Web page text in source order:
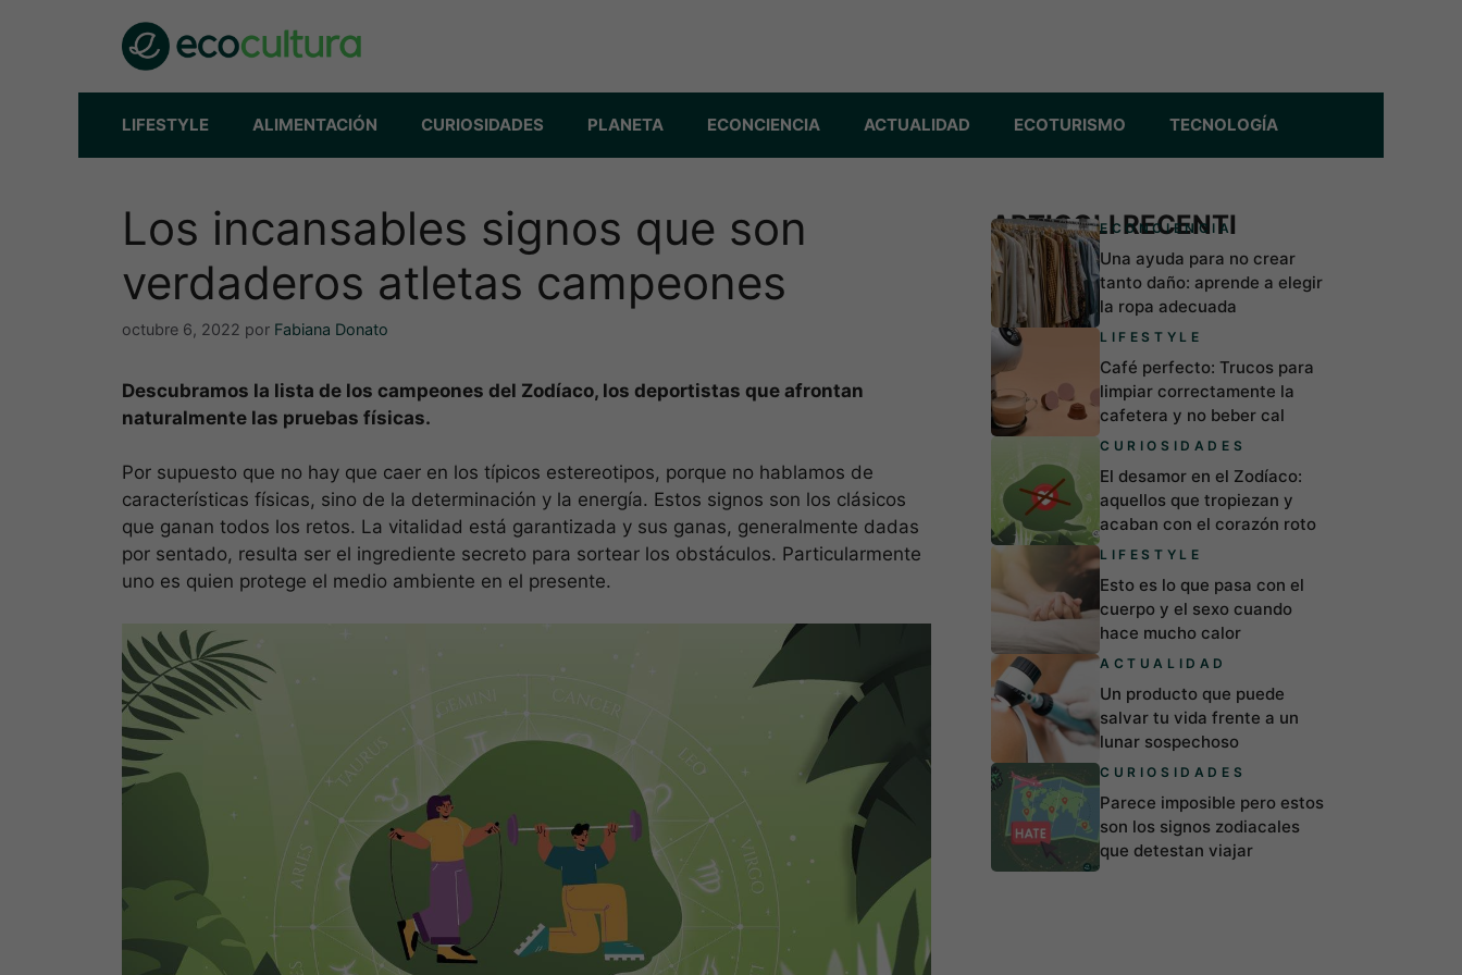
LIFESTYLE ALIMENTACIÓN CURIOSIDADES PLANETA ECONCIENCIA ACTUALIDAD ECOTURISMO TECNOLOGÍA
Los incansables signos que son
verdaderos atletas campeones
octubre 6, 2022 por Fabiana Donato
Descubramos la lista de los campeones del Zodíaco, los deportistas que afrontan
naturalmente las pruebas físicas.
Por supuesto que no hay que caer en los típicos estereotipos, porque no hablamos de
características físicas, sino de la determinación y la energía. Estos signos son los clásicos
que ganan todos los retos. La vitalidad está garantizada y sus ganas, generalmente dadas
por sentado, resulta ser el ingrediente secreto para sortear los obstáculos. Particularmente
uno es quien protege el medio ambiente en el presente.
ARTICOLI RECENTI
ECONCIENCIA
Una ayuda para no crear
tanto daño: aprende a elegir
la ropa adecuada
LIFESTYLE
Café perfecto: Trucos para
limpiar correctamente la
cafetera y no beber cal
CURIOSIDADES
El desamor en el Zodíaco:
aquellos que tropiezan y
acaban con el corazón roto
LIFESTYLE
Esto es lo que pasa con el
cuerpo y el sexo cuando
hace mucho calor
ACTUALIDAD
Un producto que puede
salvar tu vida frente a un
lunar sospechoso
CURIOSIDADES
Parece imposible pero estos
son los signos zodiacales
que detestan viajar